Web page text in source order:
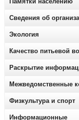
Сведения об
Экология
Качество питьевой
Раскрытие
Межведомственные
Физкультура и спорт
Информационные